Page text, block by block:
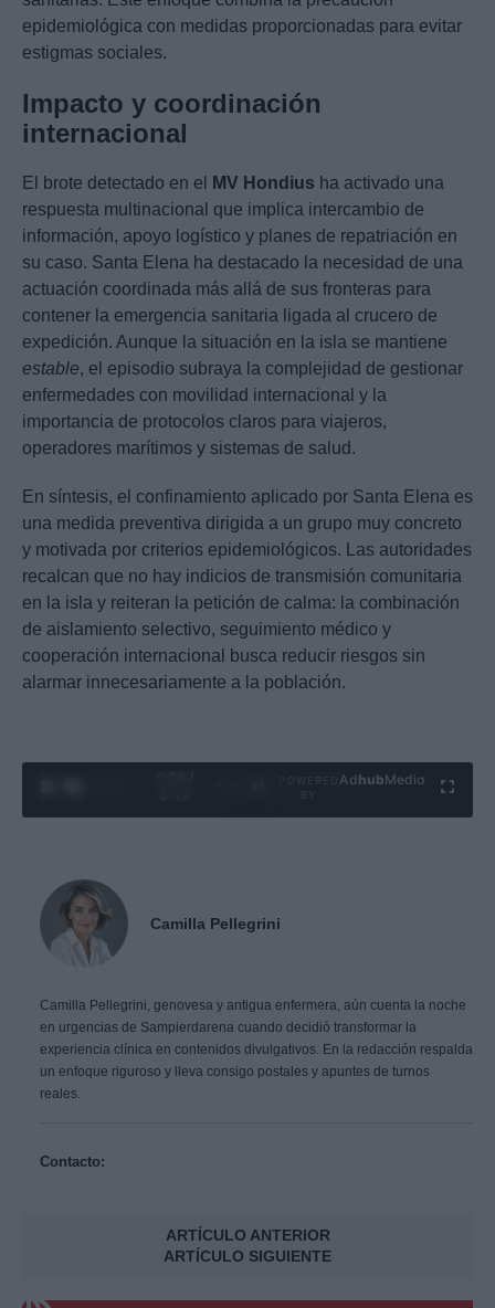
epidemiológica con medidas proporcionadas para evitar
estigmas sociales.
Impacto y coordinación
internacional
El brote detectado en el MV Hondius ha activado una
respuesta multinacional que implica intercambio de
información, apoyo logístico y planes de repatriación en
su caso. Santa Elena ha destacado la necesidad de una
actuación coordinada más allá de sus fronteras para
contener la emergencia sanitaria ligada al crucero de
expedición. Aunque la situación en la isla se mantiene
estable, el episodio subraya la complejidad de gestionar
enfermedades con movilidad internacional y la
importancia de protocolos claros para viajeros,
operadores marítimos y sistemas de salud.
En síntesis, el confinamiento aplicado por Santa Elena es
una medida preventiva dirigida a un grupo muy concreto
y motivada por criterios epidemiológicos. Las autoridades
recalcan que no hay indicios de transmisión comunitaria
en la isla y reiteran la petición de calma: la combinación
de aislamiento selectivo, seguimiento médico y
cooperación internacional busca reducir riesgos sin
alarmar innecesariamente a la población.
Ad hubMedia
Camilla Pellegrini
Camilla Pellegrini, genovesa y antigua enfermera, aún cuenta la noche
en urgencias de Sampierdarena cuando decidió transformar la
experiencia clínica en contenidos divulgativos. En la redacción respalda
un enfoque riguroso y lleva consigo postales y apuntes de turnos
reales.
Contacto:
ARTÍCULO ANTERIOR
ARTÍCULO SIGUIENTE